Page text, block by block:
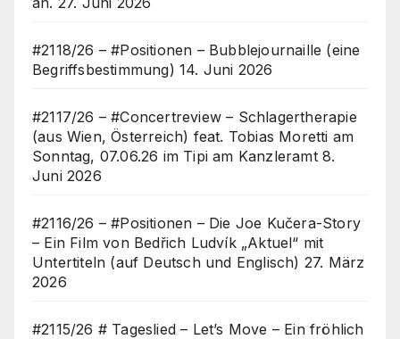
#2118/26 – #Positionen – Bubblejournaille (eine
Begriffsbestimmung) 14. Juni 2026
#2117/26 – #Concertreview – Schlagertherapie
(aus Wien, Österreich) feat. Tobias Moretti am
Sonntag, 07.06.26 im Tipi am Kanzleramt 8.
Juni 2026
#2116/26 – #Positionen – Die Joe Kučera-Story
– Ein Film von Bedřich Ludvík „Aktuel“ mit
Untertiteln (auf Deutsch und Englisch) 27. März
2026
#2115/26 # Tageslied – Let’s Move – Ein fröhlich